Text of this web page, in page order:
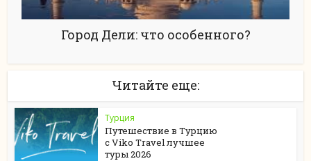
Город Дели: что особенного?
Читайте еще:
Турция
Путешествие в Турцию
с Viko Travel лучшее
туры 2026